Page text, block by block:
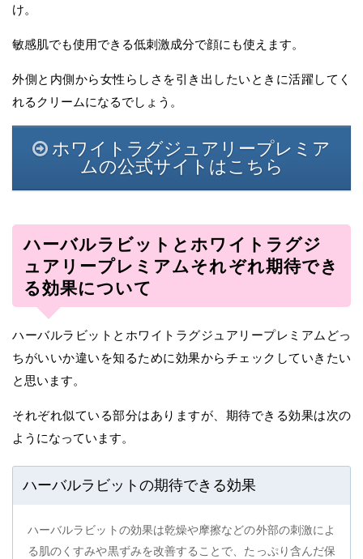
け。
敏感肌でも使用できる低刺激成分で顔にも使えます。
外側と内側から女性らしさを引き出したいときに活躍してく
れるクリームになるでしょう。
ホワイトラグジュアリープレミア
ムの公式サイトはこちら
ハーバルラビットとホワイトラグジ
ュアリープレミアムそれぞれ期待でき
る効果について
ハーバルラビットとホワイトラグジュアリープレミアムどっ
ちがいいか違いを知るために効果からチェックしていきたい
と思います。
それぞれ似ている部分はありますが、期待できる効果は次の
ようになっています。
ハーバルラビットの期待できる効果
ハーバルラビットの効果は乾燥や摩擦などの外部の刺激によ
る肌のくすみや黒ずみを改善することで、たっぷり含んだ保